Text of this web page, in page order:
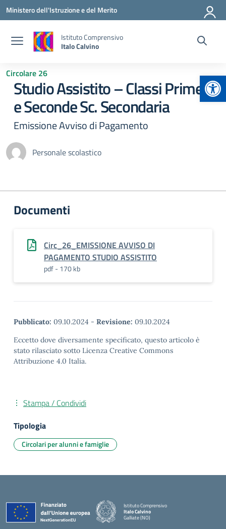
Vai ai contenuti
Vai al menu di navigazione
Vai al footer
Ministero dell'Istruzione e del Merito
Istituto Comprensivo
Italo Calvino
Circolare 26
Studio Assistito – Classi Prime
e Seconde Sc. Secondaria
Emissione Avviso di Pagamento
Personale scolastico
Documenti
Circ_26_EMISSIONE AVVISO DI
PAGAMENTO STUDIO ASSISTITO
pdf - 170 kb
Pubblicato: 09.10.2024 - Revisione: 09.10.2024
Eccetto dove diversamente specificato, questo articolo è
stato rilasciato sotto Licenza Creative Commons
Attribuzione 4.0 Italia.
Stampa / Condividi
Tipologia
Circolari per alunni e famiglie
Istituto Comprensivo
Italo Calvino
Galliate (NO)